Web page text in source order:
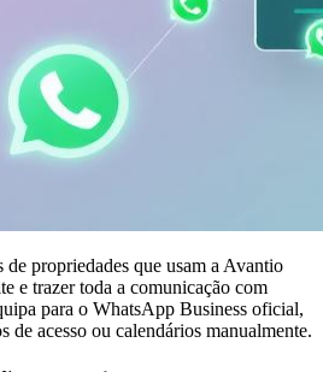
de propriedades que usam a Avantio
e trazer toda a comunicação com
para o WhatsApp Business oficial,
de acesso ou calendários manualmente.